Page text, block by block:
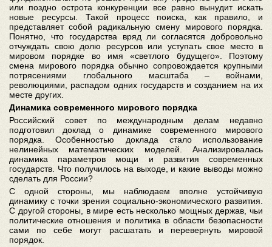
или поздно острота конкуренции все равно вынудит искать
новые ресурсы. Такой процесс поиска, как правило, и
представляет собой радикальную смену мирового порядка.
Понятно, что государства вряд ли согласятся добровольно
отчуждать свою долю ресурсов или уступать свое место в
мировом порядке во имя «светлого будущего». Поэтому
смена мирового порядка обычно сопровождается крупными
потрясениями глобального масштаба – войнами,
революциями, распадом одних государств и созданием на их
месте других.
Динамика современного мирового порядка
Российский совет по международным делам недавно
подготовил доклад о динамике современного мирового
порядка. Особенностью доклада стало использование
нелинейных математических моделей. Анализировалась
динамика параметров мощи и развития современных
государств. Что получилось на выходе, и какие выводы можно
сделать для России?
С одной стороны, мы наблюдаем вполне устойчивую
динамику с точки зрения социально-экономического развития.
С другой стороны, в мире есть несколько мощных держав, чьи
политические отношения и политика в области безопасности
сами по себе могут расшатать и перевернуть мировой
порядок.